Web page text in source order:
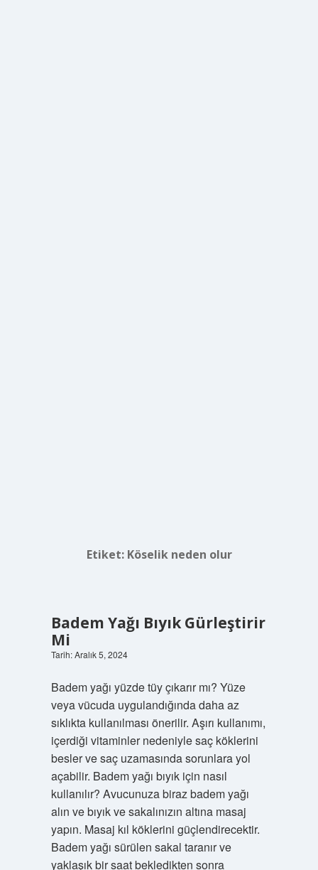
Etiket: Köselik neden olur
Badem Yağı Bıyık Gürleştirir
Mi
Tarih: Aralık 5, 2024
Badem yağı yüzde tüy çıkarır mı? Yüze
veya vücuda uygulandığında daha az
sıklıkta kullanılması önerilir. Aşırı kullanımı,
içerdiği vitaminler nedeniyle saç köklerini
besler ve saç uzamasında sorunlara yol
açabilir. Badem yağı bıyık için nasıl
kullanılır? Avucunuza biraz badem yağı
alın ve bıyık ve sakalınızın altına masaj
yapın. Masaj kıl köklerini güçlendirecektir.
Badem yağı sürülen sakal taranır ve
yaklaşık bir saat bekledikten sonra